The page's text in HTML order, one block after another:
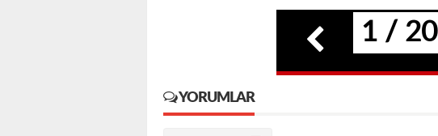
1 / 20
YORUMLAR